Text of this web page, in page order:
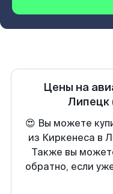
Цены на
Липецк
😍 Вы можете
из Киркенеса в
Также вы
обратно, если